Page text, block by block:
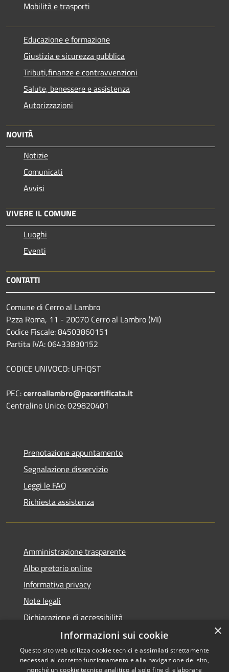
Mobilità e trasporti
Educazione e formazione
Giustizia e sicurezza pubblica
Tributi,finanze e contravvenzioni
Salute, benessere e assistenza
Autorizzazioni
NOVITÀ
Notizie
Comunicati
Avvisi
VIVERE IL COMUNE
Luoghi
Eventi
CONTATTI
Comune di Cerro al Lambro
P.zza Roma, 11 - 20070 Cerro al Lambro (MI)
Codice Fiscale: 84503860151
Partita IVA: 06433830152
CODICE UNIVOCO: UFHQST
PEC:cerroallambro@pacertificata.it
Centralino Unico: 029820401
Prenotazione appuntamento
Segnalazione disservizio
Leggi le FAQ
Richiesta assistenza
Amministrazione trasparente
Albo pretorio online
Informativa privacy
Note legali
Dichiarazione di accessibilità
Copyright © 2026 • Comune di
×
Informazioni sui cookie
Questo sito web utilizza cookie tecnici e assimilati strettamente
necessari al corretto funzionamento e alla navigazione del sito,
nonché un cookie tecnico analitico al solo fine di elaborare